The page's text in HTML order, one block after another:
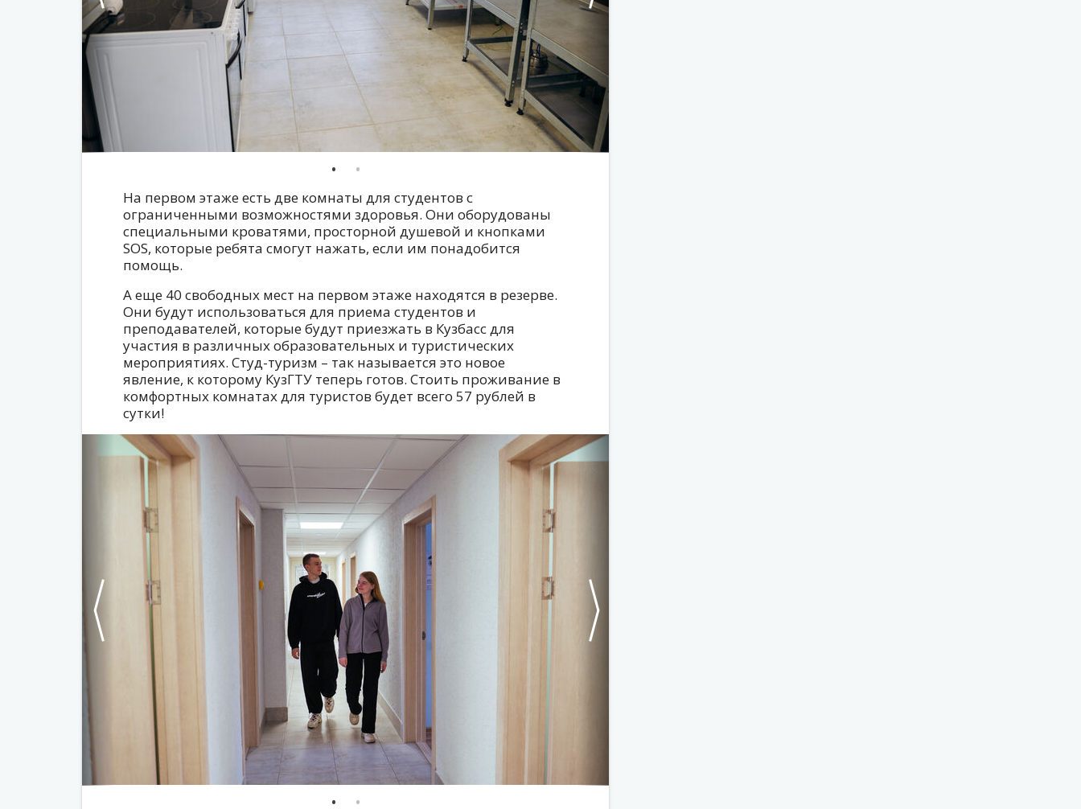
На первом этаже есть две комнаты для студентов с
ограниченными возможностями здоровья. Они оборудованы
специальными кроватями, просторной душевой и кнопками
SOS, которые ребята смогут нажать, если им понадобится
помощь.
А еще 40 свободных мест на первом этаже находятся в резерве.
Они будут использоваться для приема студентов и
преподавателей, которые будут приезжать в Кузбасс для
участия в различных образовательных и туристических
мероприятиях. Студ-туризм – так называется это новое
явление, к которому КузГТУ теперь готов. Стоить проживание в
комфортных комнатах для туристов будет всего 57 рублей в
сутки!